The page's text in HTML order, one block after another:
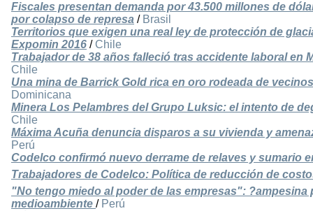
Fiscales presentan demanda por 43.500 millones de
por colapso de represa / Brasil
Territorios que exigen una real ley de protección de
Expomin 2016 / Chile
Trabajador de 38 años falleció tras accidente laboral en
Chile
Una mina de Barrick Gold rica en oro rodeada de
Dominicana
Minera Los Pelambres del Grupo Luksic: el intento de
Chile
Máxima Acuña denuncia disparos a su vivienda y
Perú
Codelco confirmó nuevo derrame de relaves y sumario
Trabajadores de Codelco: Política de reducción de
"No tengo miedo al poder de las empresas": ?ampesina
medioambiente / Perú